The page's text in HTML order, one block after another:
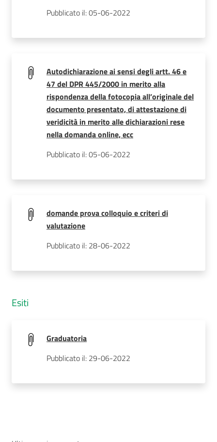
Pubblicato il: 05-06-2022
Autodichiarazione ai sensi degli artt. 46 e
47 del DPR 445/2000 in merito alla
rispondenza della fotocopia all’originale del
documento presentato, di attestazione di
veridicità in merito alle dichiarazioni rese
nella domanda online, ecc
Pubblicato il: 05-06-2022
domande prova colloquio e criteri di
valutazione
Pubblicato il: 28-06-2022
Esiti
Graduatoria
Pubblicato il: 29-06-2022